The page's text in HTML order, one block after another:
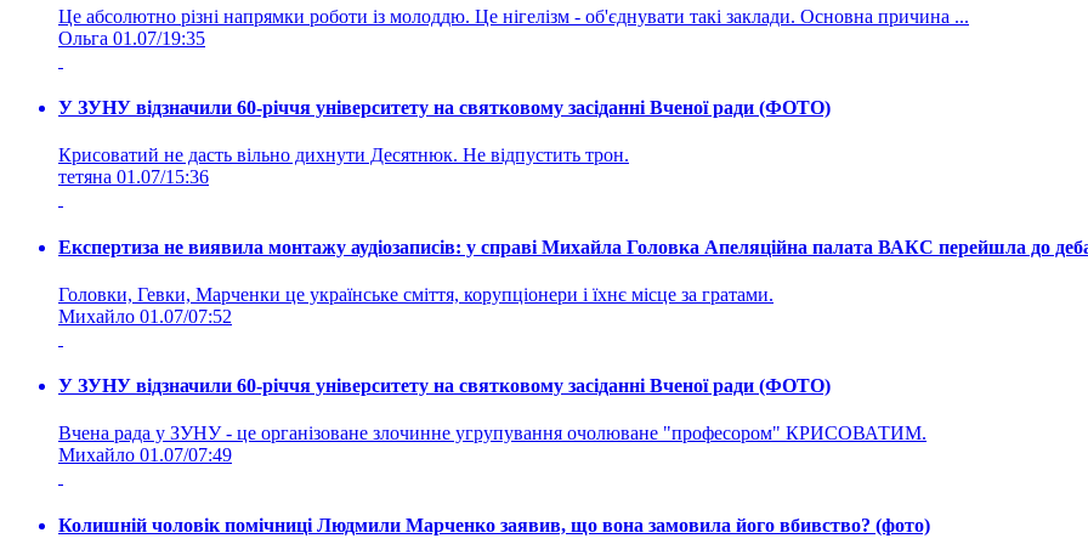
Це абсолютно різні напрямки роботи із молоддю. Це нігелізм - об'єднувати такі заклади. Основна причина ...
Ольга 01.07/19:35
У ЗУНУ відзначили 60-річчя університету на святковому засіданні Вченої ради (ФОТО)
Крисоватий не дасть вільно дихнути Десятнюк. Не відпустить трон.
тетяна 01.07/15:36
Експертиза не виявила монтажу аудіозаписів: у справі Михайла Головка Апеляційна палата ВАКС перейшла до
Головки, Гевки, Марченки це українське сміття, корупціонери і їхнє місце за гратами.
Михайло 01.07/07:52
У ЗУНУ відзначили 60-річчя університету на святковому засіданні Вченої ради (ФОТО)
Вчена рада у ЗУНУ - це організоване злочинне угрупування очолюване "професором" КРИСОВАТИМ.
Михайло 01.07/07:49
Колишній чоловік помічниці Людмили Марченко заявив, що вона замовила його вбивство? (фото)